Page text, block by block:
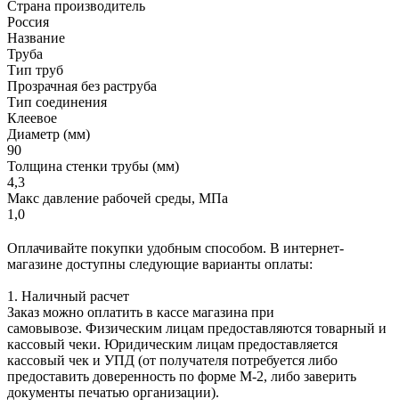
Страна производитель
Россия
Название
Труба
Тип труб
Прозрачная без раструба
Тип соединения
Клеевое
Диаметр (мм)
90
Толщина стенки трубы (мм)
4,3
Макс давление рабочей среды, МПа
1,0
Оплачивайте покупки удобным способом. В интернет-
магазине доступны следующие варианты оплаты:
1. Наличный расчет
Заказ можно оплатить в кассе магазина при
самовывозе. Физическим лицам предоставляются товарный и
кассовый чеки. Юридическим лицам предоставляется
кассовый чек и УПД (от получателя потребуется либо
предоставить доверенность по форме М-2, либо заверить
документы печатью организации).